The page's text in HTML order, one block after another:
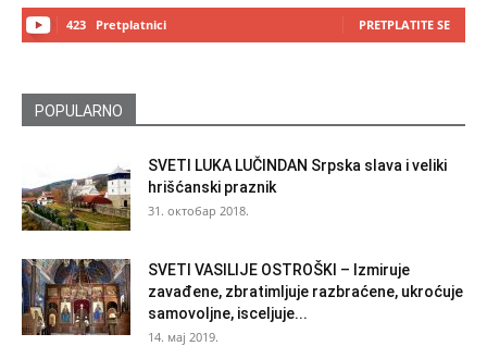
423 Pretplatnici PRETPLATITE SE
POPULARNO
SVETI LUKA LUČINDAN Srpska slava i veliki
hrišćanski praznik
31. октобар 2018.
SVETI VASILIJE OSTROŠKI – Izmiruje
zavađene, zbratimljuje razbraćene, ukroćuje
samovoljne, isceljuje...
14. мај 2019.